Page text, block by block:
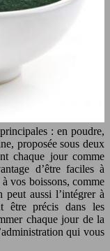
: en poudre,
proposée sous deux
chaque jour comme
d’être faciles à
vos boissons, comme
aussi l’intégrer à
être précis dans les
chaque jour de la
qui vous